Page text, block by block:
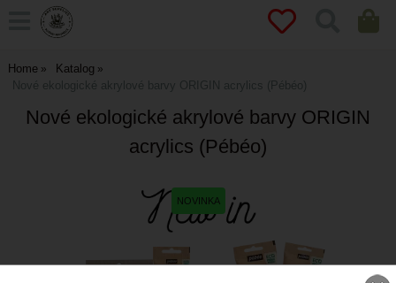
Home
Katalog
Nové ekologické akrylové barvy ORIGIN acrylics (Pébéo)
Nové ekologické akrylové barvy ORIGIN
acrylics (Pébéo)